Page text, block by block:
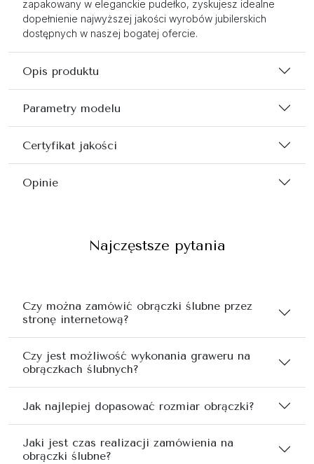
zapakowany w eleganckie pudełko, zyskujesz idealne
dopełnienie najwyższej jakości wyrobów jubilerskich
dostępnych w naszej bogatej ofercie.
Opis produktu
Parametry modelu
Certyfikat jakości
Opinie
Najczęstsze pytania
Czy można zamówić obrączki ślubne przez
stronę internetową?
Czy jest możliwość wykonania graweru na
obrączkach ślubnych?
Jak najlepiej dopasować rozmiar obrączki?
Jaki jest czas realizacji zamówienia na
obrączki ślubne?